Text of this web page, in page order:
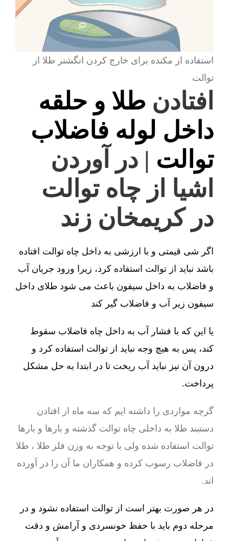
استفاده از مکنده برای خارج کردن انگشتر طلا از
توالت
افتادن طلا و حلقه
داخل لوله فاضلاب
توالت | در آوردن
اشیا از چاه توالت
در کریمخان زند
اگر شی قیمتی و با ارزشی به داخل چاه توالت افتاده
باشد نباید از توالت استفاده کرد، زیرا ورود جریان آب
و فاضلاب به داخل سیفون باعث می شود طلای داخل
سیفون زیر آب و فاضلاب گیر کند
یا این که با فشار آب به داخل چاه فاضلاب سقوط
کند، پس به هیچ وجه نباید از توالت استفاده کرد و
درون آن نیز نباید آب ریخت تا در ابتدا به حل مشکل
پرداخت.
گرچه مواردی را داشته ایم که سه ماه از افتادن
دستبند طلا به داخلی چاه توالت گذشته و بارها و بارها
توالت استفاده شده ولی با توجه به وزن فلز طلا ، طلا
در فاضلاب رسوب کرده و همکاران ما آن را در آورده
اند.
در هر صورت بهتر است از توالت استفاده نشود و در
مرحله دوم باید با حفظ خونسردی و آرامش و دقت